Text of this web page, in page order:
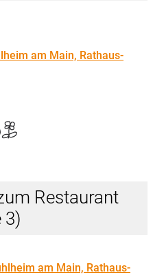
am Main, Rathaus-
Restaurant
3)
am Main, Rathaus-